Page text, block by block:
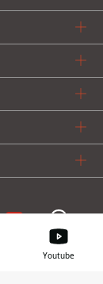
Youtube